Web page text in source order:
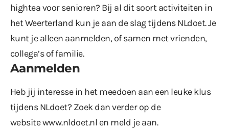
hightea voor senioren? Bij al dit soort activiteiten in
het Weerterland kun je aan de slag tijdens NLdoet. Je
kunt je alleen aanmelden, of samen met vrienden,
collega’s of familie.
Aanmelden
Heb jij interesse in het meedoen aan een leuke klus
tijdens NLdoet? Zoek dan verder op de
websitewww.nldoet.nl en meld je aan.